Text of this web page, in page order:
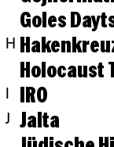
Goles
H
Holocaust
IRO
J
Jalta